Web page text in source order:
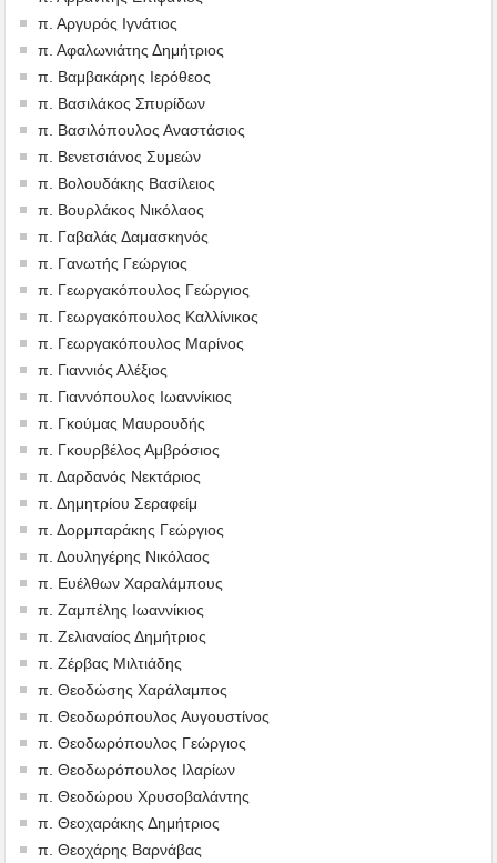
π. Αργυρός Ιγνάτιος
π. Αφαλωνιάτης Δημήτριος
π. Βαμβακάρης Ιερόθεος
π. Βασιλάκος Σπυρίδων
π. Βασιλόπουλος Αναστάσιος
π. Βενετσιάνος Συμεών
π. Βολουδάκης Βασίλειος
π. Βουρλάκος Νικόλαος
π. Γαβαλάς Δαμασκηνός
π. Γανωτής Γεώργιος
π. Γεωργακόπουλος Γεώργιος
π. Γεωργακόπουλος Καλλίνικος
π. Γεωργακόπουλος Μαρίνος
π. Γιαννιός Αλέξιος
π. Γιαννόπουλος Ιωαννίκιος
π. Γκούμας Μαυρουδής
π. Γκουρβέλος Αμβρόσιος
π. Δαρδανός Νεκτάριος
π. Δημητρίου Σεραφείμ
π. Δορμπαράκης Γεώργιος
π. Δουληγέρης Νικόλαος
π. Ευέλθων Χαραλάμπους
π. Ζαμπέλης Ιωαννίκιος
π. Ζελιαναίος Δημήτριος
π. Ζέρβας Μιλτιάδης
π. Θεοδώσης Χαράλαμπος
π. Θεοδωρόπουλος Αυγουστίνος
π. Θεοδωρόπουλος Γεώργιος
π. Θεοδωρόπουλος Ιλαρίων
π. Θεοδώρου Χρυσοβαλάντης
π. Θεοχαράκης Δημήτριος
π. Θεοχάρης Βαρνάβας